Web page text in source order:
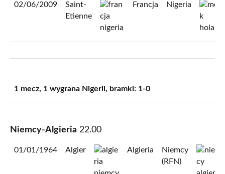
02/06/2009
Saint-
Etienne
Francja Nigeria
1 mecz, 1 wygrana Nigerii, bramki: 1-0
Niemcy-Algieria 22.00
01/01/1964 Algier Algieria
Niemcy
(RFN)